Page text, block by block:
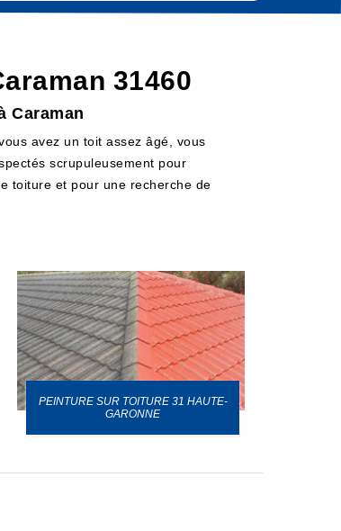
31460
Caraman
avez un toit assez âgé, vous
scrupuleusement pour
toiture et pour une recherche de
PEINTURE SUR TOITURE 31 HAUTE-
GARONNE